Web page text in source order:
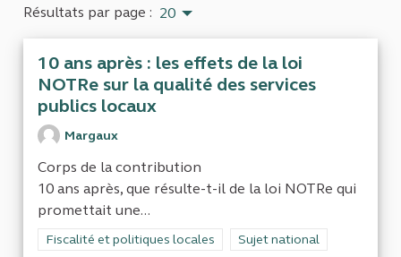
Résultats par page : 20
10 ans après : les effets de la loi
NOTRe sur la qualité des services
publics locaux
Margaux
Corps de la contribution
10 ans après, que résulte-t-il de la loi NOTRe qui
promettait une...
Filtrer les résultats de la catégorie : Fiscalité et politiques
Fiscalité et politiques locales Filtrer les résultats pour le
Sujet national